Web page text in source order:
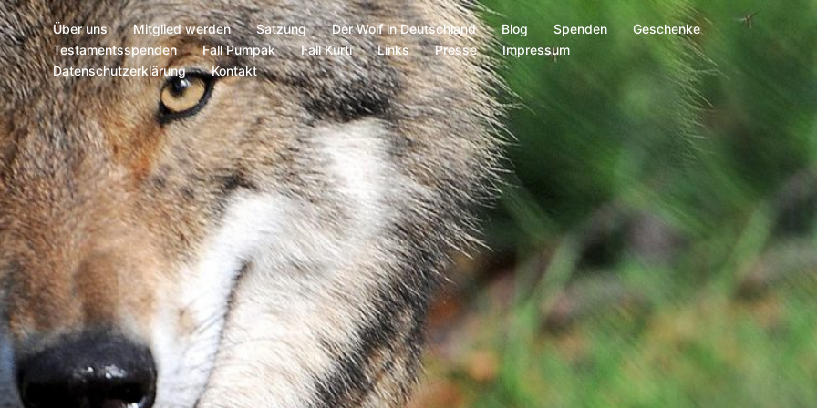
Über uns Mitglied werden Satzung Der Wolf in Deutschland Blog Spenden
Geschenke
Testamentsspenden
Fall Pumpak Fall Kurti Links Presse
Impressum
Datenschutzerklärung
Kontakt